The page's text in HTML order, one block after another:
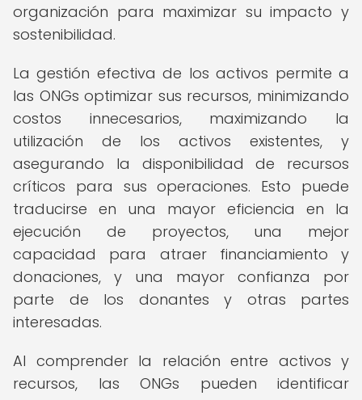
organización para maximizar su impacto y
sostenibilidad.
La gestión efectiva de los activos permite a
las ONGs optimizar sus recursos, minimizando
costos innecesarios, maximizando la
utilización de los activos existentes, y
asegurando la disponibilidad de recursos
críticos para sus operaciones. Esto puede
traducirse en una mayor eficiencia en la
ejecución de proyectos, una mejor
capacidad para atraer financiamiento y
donaciones, y una mayor confianza por
parte de los donantes y otras partes
interesadas.
Al comprender la relación entre activos y
recursos, las ONGs pueden identificar